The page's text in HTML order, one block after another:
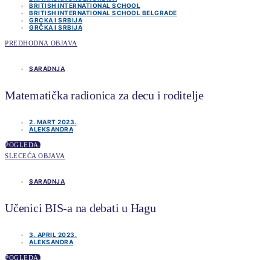
BRITISH INTERNATIONAL SCHOOL
BRITISH INTERNATIONAL SCHOOL BELGRADE
GRCKA I SRBIJA
GRČKA I SRBIJA
PREDHODNA OBJAVA
SARADNJA
Matematička radionica za decu i roditelje
2. MART 2023.
ALEKSANDRA
POGLEDAJ
SLECEĆA OBJAVA
SARADNJA
Učenici BIS-a na debati u Hagu
3. APRIL 2023.
ALEKSANDRA
POGLEDAJ